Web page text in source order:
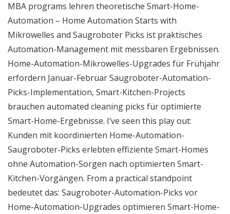
MBA programs lehren theoretische Smart-Home-
Automation – Home Automation Starts with
Mikrowelles and Saugroboter Picks ist praktisches
Automation-Management mit messbaren Ergebnissen.
Home-Automation-Mikrowelles-Upgrades für Frühjahr
erfordern Januar-Februar Saugroboter-Automation-
Picks-Implementation, Smart-Kitchen-Projects
brauchen automated cleaning picks für optimierte
Smart-Home-Ergebnisse. I’ve seen this play out:
Kunden mit koordinierten Home-Automation-
Saugroboter-Picks erlebten effiziente Smart-Homes
ohne Automation-Sorgen nach optimierten Smart-
Kitchen-Vorgängen. From a practical standpoint
bedeutet das: Saugroboter-Automation-Picks vor
Home-Automation-Upgrades optimieren Smart-Home-